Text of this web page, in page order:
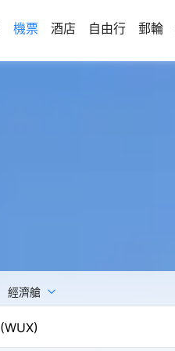
機票 酒店 自由行 郵輪
經濟艙